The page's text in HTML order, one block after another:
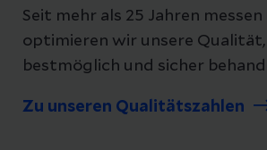
Seit mehr als 25 Jahren messen
optimieren wir unsere
bestmöglich und sicher
Zu unseren Qualitätszahlen